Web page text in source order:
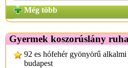
Még több
Gyermek koszorúslány
92 es hófehér gyönyörű
budapest